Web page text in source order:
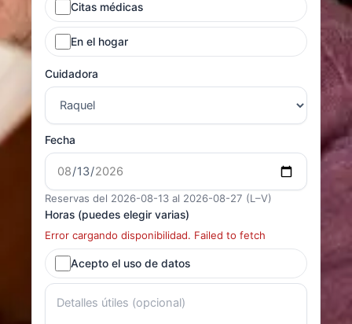
Citas médicas
En el hogar
Cuidadora
Fecha
Reservas del 2026-08-13 al 2026-08-27 (L–V)
Horas (puedes elegir varias)
Error cargando disponibilidad. Failed to fetch
Acepto el uso de datos